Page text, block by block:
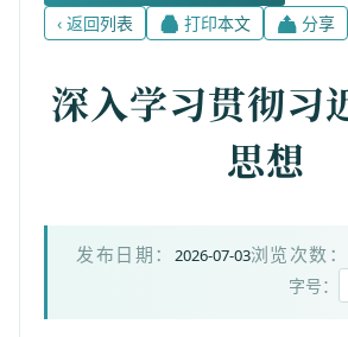
‹ 返回列表 🖨 打印本文 📤 分享
深入学习贯彻习
思想
发布日期： 2026-07-03浏览次数：
字号：